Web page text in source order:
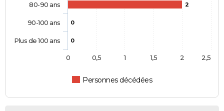
2
0
0
Personnes décédées
80-90 ans
90-100 ans
Plus de 100 ans
0 0,5 1 1,5 2 2,5